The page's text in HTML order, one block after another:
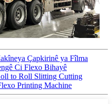
Çapkirinê ya Fîlma
Ci Flexo Bihayê
to Roll Slitting Cutting
Printing Machine